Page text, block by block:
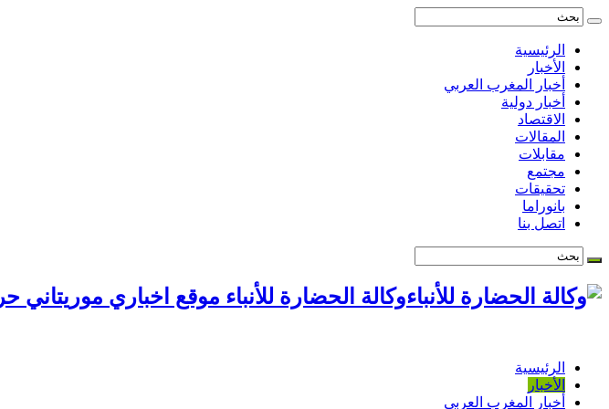
الرئيسية
الأخبار
أخبار المغرب العربي
أخبار دولية
الاقتصاد
المقالات
مقابلات
مجتمع
تحقيقات
بانوراما
اتصل بنا
وكالة الحضارة للأنباء موقع اخباري موريتاني حر
الرئيسية
الأخبار
أخبار المغرب العربي